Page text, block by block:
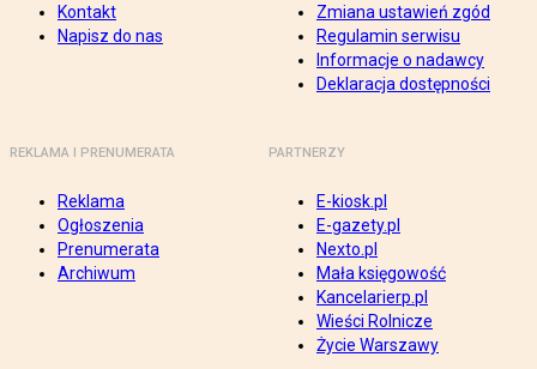
Kontakt
Napisz do nas
Zmiana ustawień zgód
Regulamin serwisu
Informacje o nadawcy
Deklaracja dostępności
REKLAMA I PRENUMERATA
Reklama
Ogłoszenia
Prenumerata
Archiwum
PARTNERZY
E-kiosk.pl
E-gazety.pl
Nexto.pl
Mała księgowość
Kancelarierp.pl
Wieści Rolnicze
Życie Warszawy